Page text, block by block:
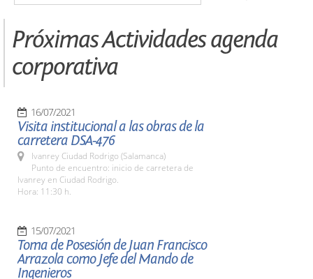
Próximas Actividades agenda
corporativa
16/07/2021
Visita institucional a las obras de la
carretera DSA-476
Ivanrey Ciudad Rodrigo (Salamanca)
Punto de encuentro: inicio de carretera de
Ivanrey en Ciudad Rodrigo.
Hora: 11:30 h.
15/07/2021
Toma de Posesión de Juan Francisco
Arrazola como Jefe del Mando de
Ingenieros